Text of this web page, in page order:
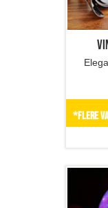
*Flere